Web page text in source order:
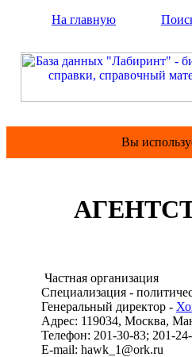
На главную
Вы
Частная организация
Специализация -
Генеральный директор -
Адрес: 119034, Москва,
Телефон: 201-30-83; 201-24-
E-mail: hawk_1@ork.ru